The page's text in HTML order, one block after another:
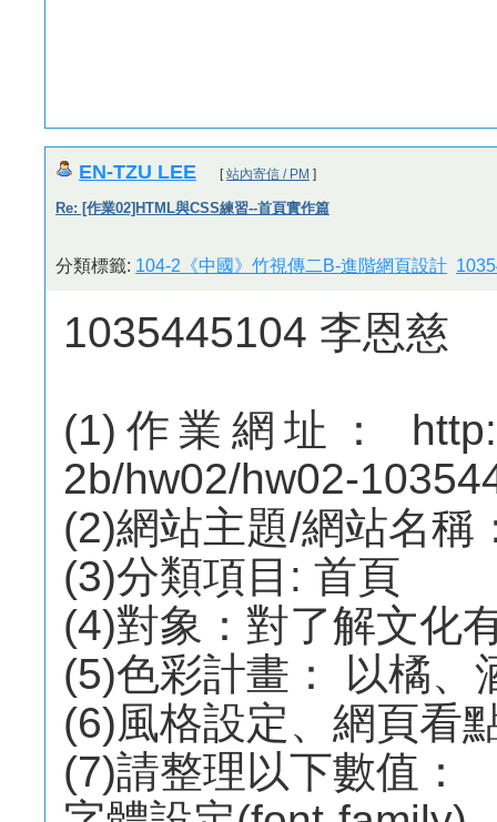
EN-TZU LEE [站內寄信 / PM ]
Re: [作業02]HTML與CSS練習--首頁實作篇
分類標籤: 104-2《中國》竹視傳二B-進階網頁設計
1035445104 李恩慈
(1)作業網址：
2b/hw02/hw02-
(2)網站主題/網站名稱
(3)分類項目: 首頁
(4)對象：對了解文化
(5)色彩計畫： 以橘、
(6)風格設定、網頁看
(7)請整理以下數值：